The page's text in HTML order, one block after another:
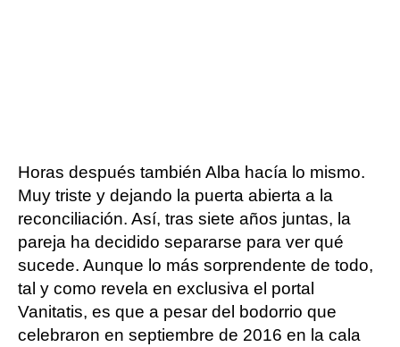
Horas después también Alba hacía lo mismo.
Muy triste y dejando la puerta abierta a la
reconciliación. Así, tras siete años juntas, la
pareja ha decidido separarse para ver qué
sucede. Aunque lo más sorprendente de todo,
tal y como revela en exclusiva el portal
Vanitatis, es que a pesar del bodorrio que
celebraron en septiembre de 2016 en la cala